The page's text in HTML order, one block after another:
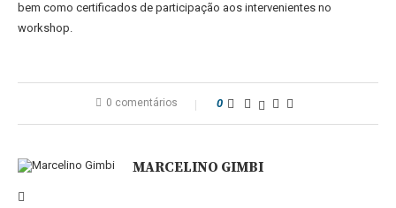
bem como certificados de participação aos intervenientes no
workshop.
0 comentários 0
MARCELINO GIMBI